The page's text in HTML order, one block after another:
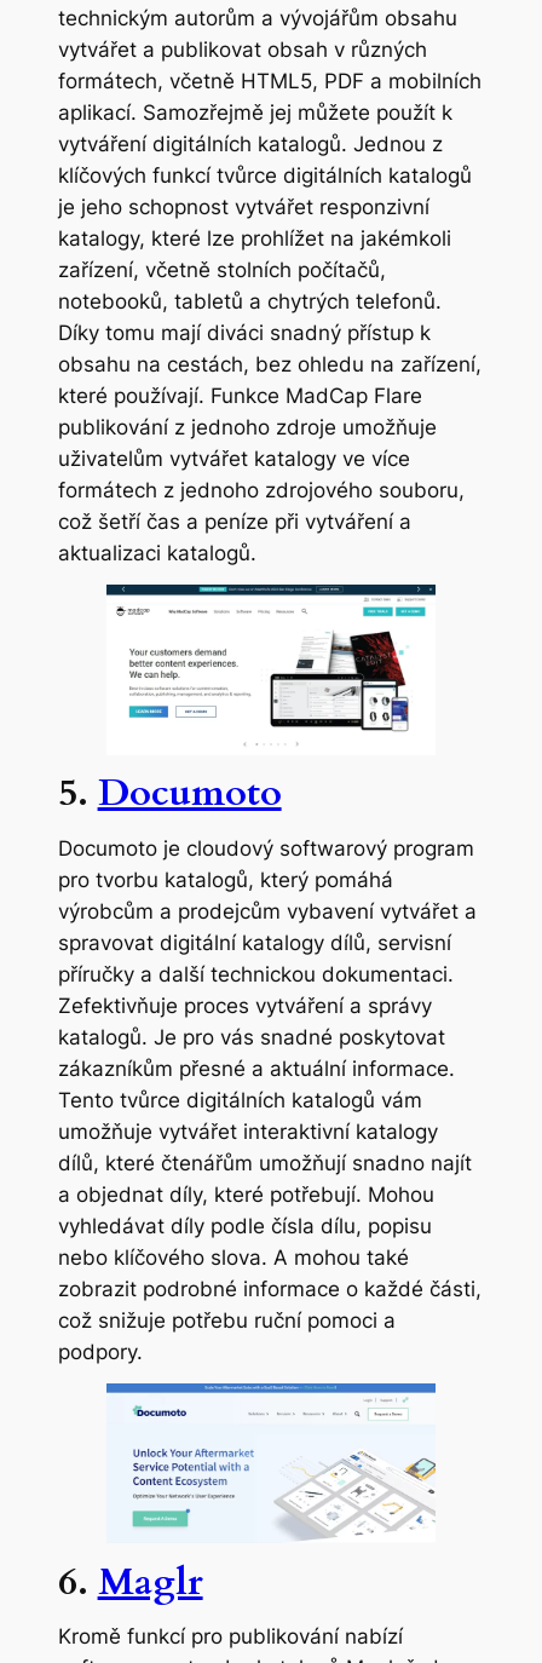
technickým autorům a vývojářům obsahu
vytvářet a publikovat obsah v různých
formátech, včetně HTML5, PDF a mobilních
aplikací. Samozřejmě jej můžete použít k
vytváření digitálních katalogů. Jednou z
klíčových funkcí tvůrce digitálních katalogů
je jeho schopnost vytvářet responzivní
katalogy, které lze prohlížet na jakémkoli
zařízení, včetně stolních počítačů,
notebooků, tabletů a chytrých telefonů.
Díky tomu mají diváci snadný přístup k
obsahu na cestách, bez ohledu na zařízení,
které používají. Funkce MadCap Flare
publikování z jednoho zdroje umožňuje
uživatelům vytvářet katalogy ve více
formátech z jednoho zdrojového souboru,
což šetří čas a peníze při vytváření a
aktualizaci katalogů.
5.Documoto
Documoto je cloudový softwarový program
pro tvorbu katalogů, který pomáhá
výrobcům a prodejcům vybavení vytvářet a
spravovat digitální katalogy dílů, servisní
příručky a další technickou dokumentaci.
Zefektivňuje proces vytváření a správy
katalogů. Je pro vás snadné poskytovat
zákazníkům přesné a aktuální informace.
Tento tvůrce digitálních katalogů vám
umožňuje vytvářet interaktivní katalogy
dílů, které čtenářům umožňují snadno najít
a objednat díly, které potřebují. Mohou
vyhledávat díly podle čísla dílu, popisu
nebo klíčového slova. A mohou také
zobrazit podrobné informace o každé části,
což snižuje potřebu ruční pomoci a
podpory.
6. Maglr
Kromě funkcí pro publikování nabízí